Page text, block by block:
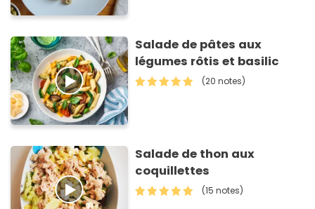
Salade de pâtes aux
légumes rôtis et basilic
(20 notes)
Salade de thon aux
coquillettes
(15 notes)